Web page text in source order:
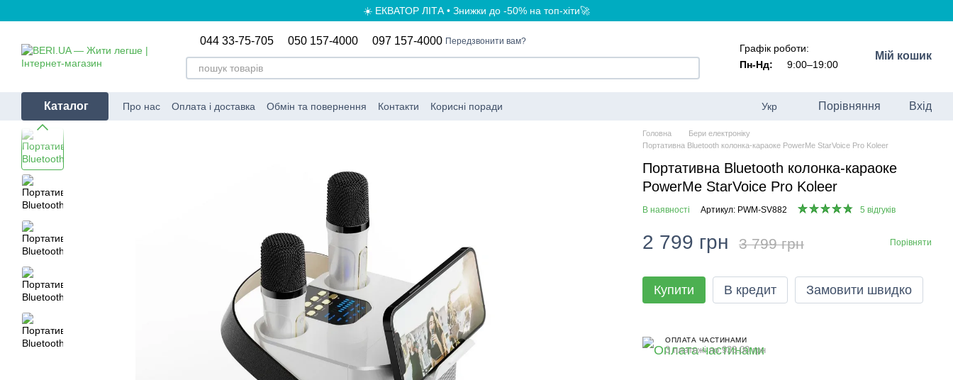
☀️ ЕКВАТОР ЛІТА • Знижки до -50% на топ-хіти🚀
044 33-75-705 050 157-4000 097 157-4000 Передзвонити вам?
Графік роботи:
Пн-Нд:
9:00–19:00
Мій кошик
Каталог Про нас Оплата і доставка Обмін та повернення Контакти Корисні поради Укр Порівняння Вхід
Головна
Бери електроніку
Портативна Bluetooth колонка-караоке PowerMe StarVoice Pro Koleer
Портативна Bluetooth колонка-караоке
PowerMe StarVoice Pro Koleer
В наявності Артикул: PWM-SV882 5 відгуків
2 799 грн 3 799 грн Порівняти
Купити В кредит Замовити швидко
ОПЛАТА ЧАСТИНАМИ
3 платежі по 933.00 грн